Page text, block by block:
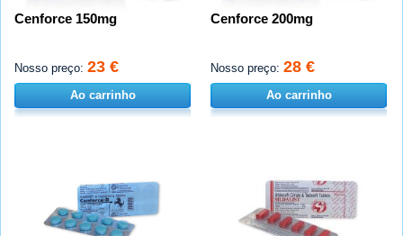
Cenforce 150mg
Nosso preço: 23 €
Ao carrinho
Cenforce 200mg
Nosso preço: 28 €
Ao carrinho